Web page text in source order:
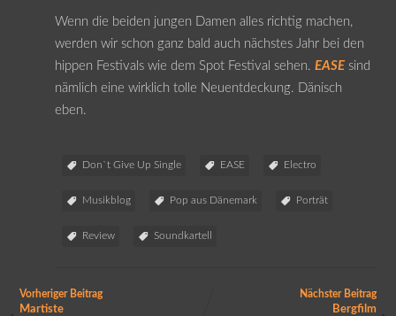
Wenn die beiden jungen Damen alles richtig machen,
werden wir schon ganz bald auch nächstes Jahr bei den
hippen Festivals wie dem Spot Festival sehen. EASE sind
nämlich eine wirklich tolle Neuentdeckung. Dänisch
eben.
Don`t Give Up Single EASE Electro
Musikblog Pop aus Dänemark Porträt
Review Soundkartell
Vorheriger Beitrag
Martiste
Nächster Beitrag
Bergfilm